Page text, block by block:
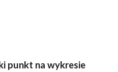
punkt na wykresie